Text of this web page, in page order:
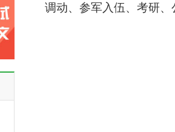
调动、参军入伍、考研、